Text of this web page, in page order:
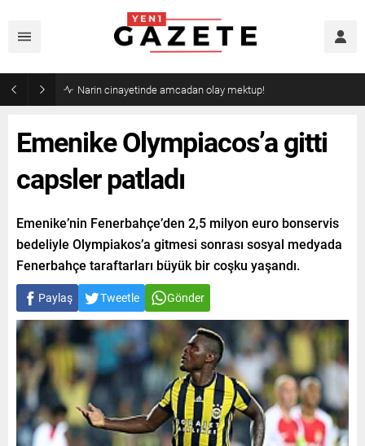
Narin cinayetinde amcadan olay mektup!
Emenike Olympiacos’a gitti
capsler patladı
Emenike’nin Fenerbahçe’den 2,5 milyon euro bonservis
bedeliyle Olympiakos’a gitmesi sonrası sosyal medyada
Fenerbahçe taraftarları büyük bir coşku yaşandı.
Paylaş Tweetle Gönder